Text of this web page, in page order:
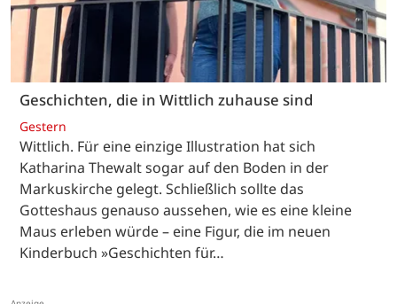
Geschichten, die in Wittlich zuhause sind
Gestern
Wittlich. Für eine einzige Illustration hat sich
Katharina Thewalt sogar auf den Boden in der
Markuskirche gelegt. Schließlich sollte das
Gotteshaus genauso aussehen, wie es eine kleine
Maus erleben würde – eine Figur, die im neuen
Kinderbuch »Geschichten für…